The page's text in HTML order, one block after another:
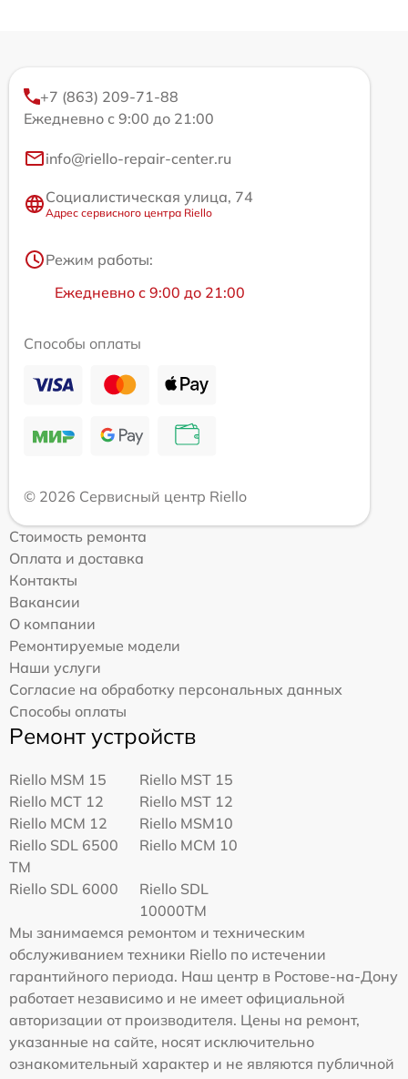
+7 (863) 209-71-88
Ежедневно с 9:00 до 21:00
info@riello-repair-center.ru
Социалистическая улица, 74
Адрес сервисного центра Riello
Режим работы:
Ежедневно с 9:00 до 21:00
Способы оплаты
© 2026 Сервисный центр Riello
Стоимость ремонта
Оплата и доставка
Контакты
Вакансии
О компании
Ремонтируемые модели
Наши услуги
Согласие на обработку персональных данных
Способы оплаты
Ремонт устройств
Riello MSM 15
Riello MST 15
Riello MCT 12
Riello MST 12
Riello MCM 12
Riello MSM10
Riello SDL 6500
TM
Riello MCM 10
Riello SDL 6000
Riello SDL
10000TM
Мы занимаемся ремонтом и техническим
обслуживанием техники Riello по истечении
гарантийного периода. Наш центр в Ростове-на-Дону
работает независимо и не имеет официальной
авторизации от производителя. Цены на ремонт,
указанные на сайте, носят исключительно
ознакомительный характер и не являются публичной